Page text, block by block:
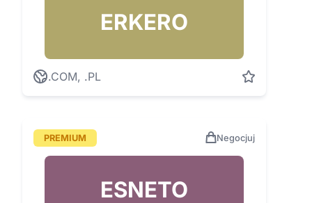
ERKERO
.COM, .PL
PREMIUM Negocjuj
ESNETO